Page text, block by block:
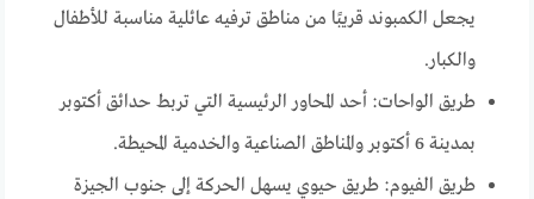
يجعل الكمبوند قريبًا من مناطق ترفيه عائلية مناسبة للأطفال
والكبار.
طريق الواحات: أحد المحاور الرئيسية التي تربط حدائق أكتوبر
بمدينة 6 أكتوبر والمناطق الصناعية والخدمية المحيطة.
طريق الفيوم: طريق حيوي يسهل الحركة إلى جنوب الجيزة